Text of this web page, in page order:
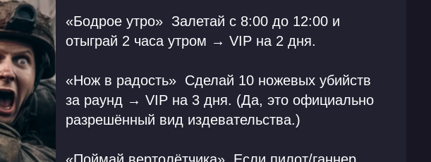
«Бодрое утро» ️ Залетай с 8:00 до 12:00 и
отыграй 2 часа утром → VIP на 2 дня.
«Нож в радость» Сделай 10 ножевых убийств
за раунд → VIP на 3 дня. (Да, это официально
разрешённый вид издевательства.)